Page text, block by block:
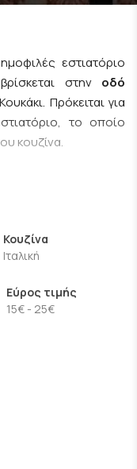
εστιατόριο
στην οδό
Πρόκειται για
το οποίο
κουζίνα.
μία αίσθηση
πινελιές
χαλαρός, ιδανικός
για οικογενειακές ή
αυθεντικών
μέχρι πίτσες
παρασκευάζονται
από τις πιο
καρμπονάρα, πένες
είδη πίτσας.
Κουζίνα
Ιταλική
Εύρος τιμής
15€ - 25€